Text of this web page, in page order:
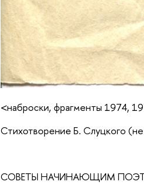
<наброски, фрагменты 1974,
Стихотворение Б. Слуцкого
СОВЕТЫ НАЧИНАЮЩИМ